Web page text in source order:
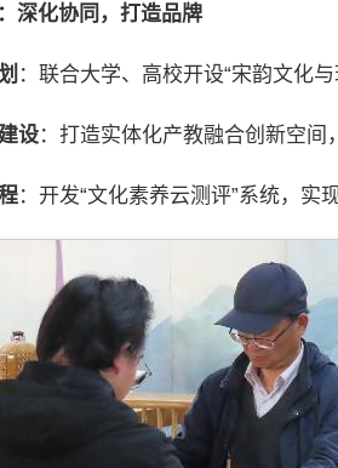
深化协同，打造品牌
：联合大学、高校开设“宋韵文化
设：打造实体化产教融合创新空间
：开发“文化素养云测评”系统，实